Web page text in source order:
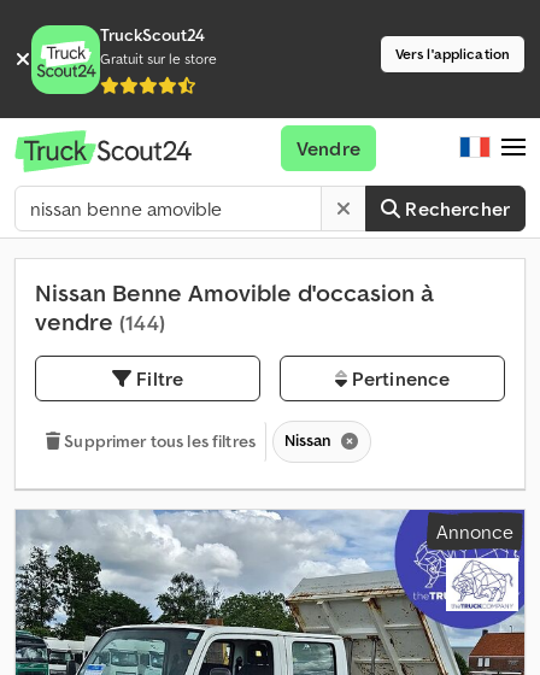
TruckScout24
Gratuit sur le store Vers l'application
Rechercher
Vendre
Nissan Benne Amovible d'occasion à
vendre (144)
Filtre Pertinence
Supprimer tous les filtres Nissan
Annonce